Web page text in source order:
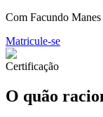
Com Facundo Manes
Matricule-se
Certificação
O quão